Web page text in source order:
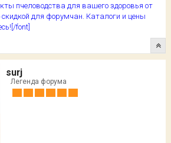
пчеловодства для вашего здоровья от
скидкой для форумчан. Каталоги и цены
font]
surj
Легенда форума